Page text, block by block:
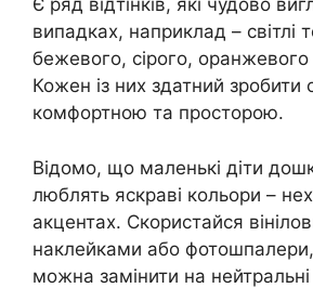
Є ряд відтінків, які чудово
випадках, наприклад – світлі
бежевого, сірого, оранжевого
Кожен із них здатний зробити
комфортною та просторою.
Відомо, що маленькі діти
люблять яскраві кольори –
акцентах. Скористайся
наклейками або фотошпалери,
можна замінити на